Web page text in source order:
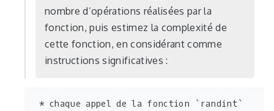
nombre d’opérations réalisées par la
fonction, puis estimez la complexité de
cette fonction, en considérant comme
instructions significatives :
* chaque appel de la fonction `randint`